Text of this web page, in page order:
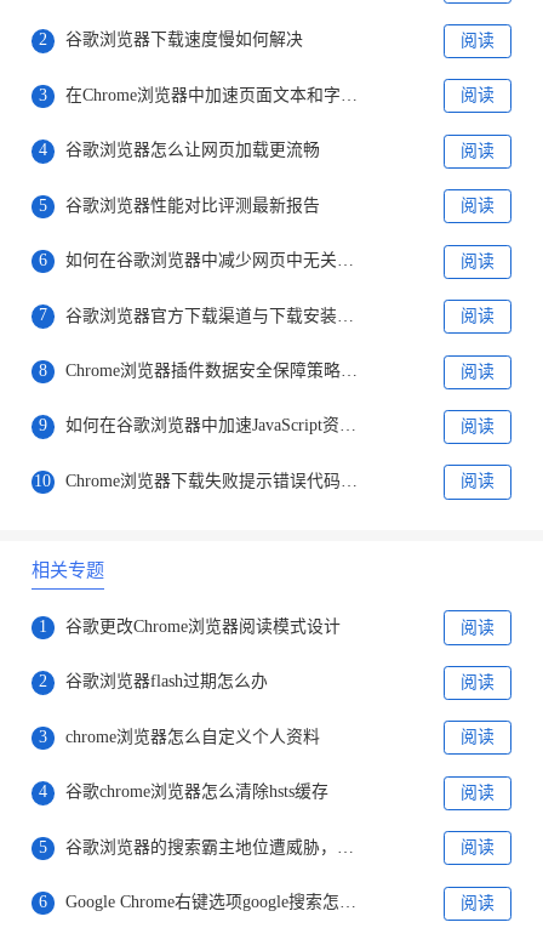
2 谷歌浏览器下载速度慢如何解决 阅读
3 阅读
4 谷歌浏览器怎么让网页加载更流畅 阅读
5 谷歌浏览器性能对比评测最新报告 阅读
6 如何在谷歌浏览器中减少网页中无关请求的加载 阅读
7 阅读
8 Chrome浏览器插件数据安全保障策略及实践 阅读
9 如何在谷歌浏览器中加速JavaScript资源加载 阅读
10 阅读
相关专题
1 谷歌更改Chrome浏览器阅读模式设计 阅读
2 谷歌浏览器flash过期怎么办 阅读
3 chrome浏览器怎么自定义个人资料 阅读
4 谷歌chrome浏览器怎么清除hsts缓存 阅读
5 阅读
6 Google Chrome右键选项google搜索怎么改成百度 阅读